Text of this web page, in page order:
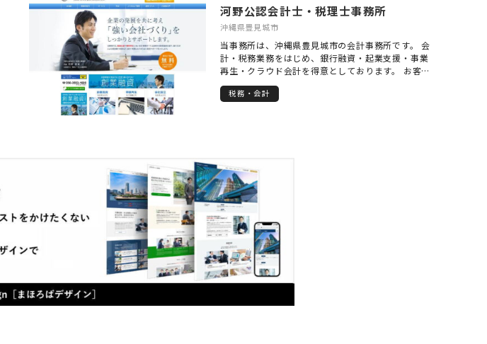
河野公認会計士・税理士事務所
沖縄県豊見城市
当事務所は、沖縄県豊見城市の会計事務所です。 会
計・税務業務をはじめ、銀行融資・起業支援・事業
再生・クラウド会計を得意としております。 お客様
からのご相談やお問い合わせには、代表会計士が迅
速、かつ誠実に対応いたします。 是非一度、当事務
税務・会計